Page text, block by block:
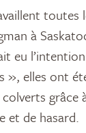
toutes
à
eu
», elles ont
grâce
et de hasard.